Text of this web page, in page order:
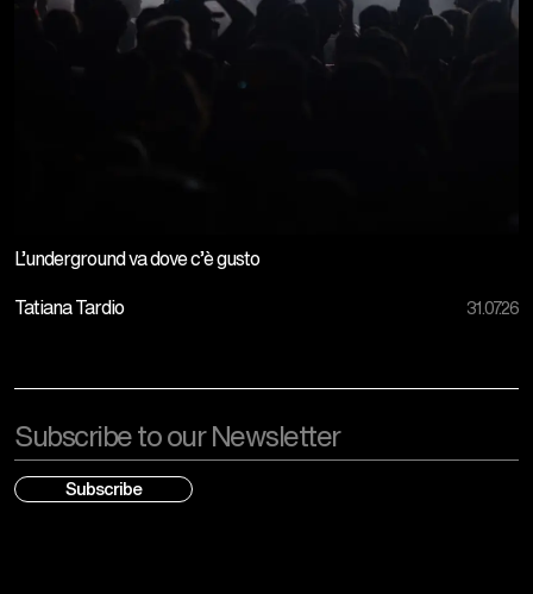
L’underground va dove c’è gusto
Tatiana Tardio 31.07.26
Email